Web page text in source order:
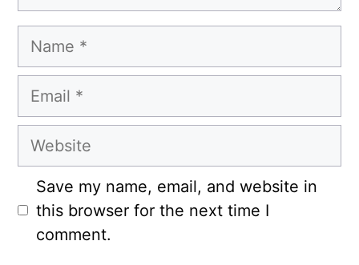
Name
Email
Website
Save my name, email, and website in
this browser for the next time I
comment.